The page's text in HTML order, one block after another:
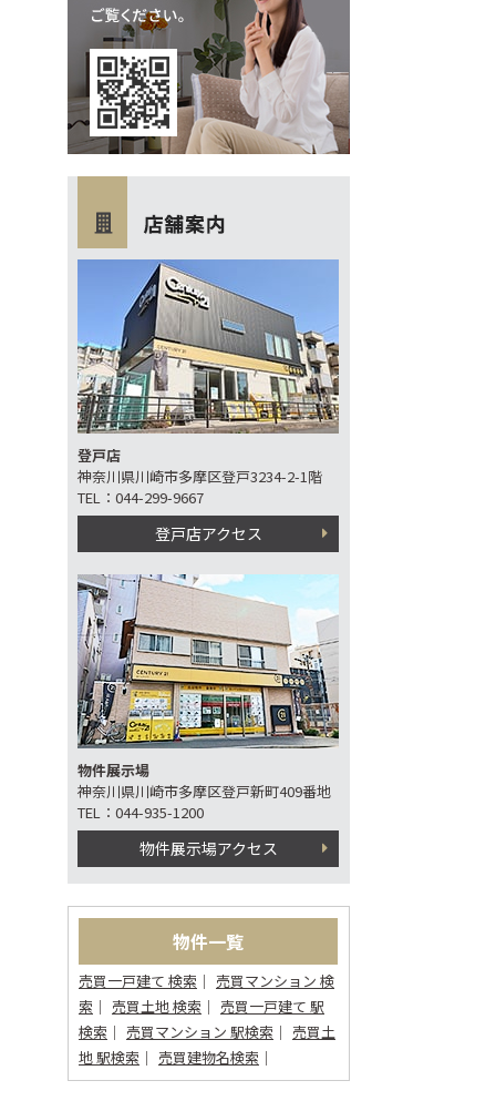
登戸店
神奈川県川崎市多摩区登戸3234-2-1階
TEL：044-299-9667
登戸店アクセス
物件展示場
神奈川県川崎市多摩区登戸新町409番地
TEL：044-935-1200
物件展示場アクセス
物件一覧
売買一戸建て 検索
売買マンション 検
索
売買土地 検索
売買一戸建て 駅
検索
売買マンション 駅検索
売買土
地 駅検索
売買建物名検索